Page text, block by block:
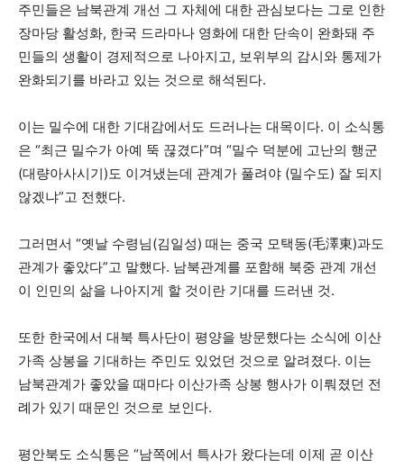
주민들은 남북관계 개선 그 자체에 대한 관심보다는 그로 인한
장마당 활성화, 한국 드라마나 영화에 대한 단속이 완화돼 주
민들의 생활이 경제적으로 나아지고, 보위부의 감시와 통제가
완화되기를 바라고 있는 것으로 해석된다.
이는 밀수에 대한 기대감에서도 드러나는 대목이다. 이 소식통
은 “최근 밀수가 아예 뚝 끊겼다”며 “밀수 덕분에 고난의 행군
(대량아사시기)도 이겨냈는데 관계가 풀려야 (밀수도) 잘 되지
않겠냐”고 전했다.
그러면서 “옛날 수령님(김일성) 때는 중국 모택동(毛澤東)과도
관계가 좋았다”고 말했다. 남북관계를 포함해 북중 관계 개선
이 인민의 삶을 나아지게 할 것이란 기대를 드러낸 것.
또한 한국에서 대북 특사단이 평양을 방문했다는 소식에 이산
가족 상봉을 기대하는 주민도 있었던 것으로 알려졌다. 이는
남북관계가 좋았을 때마다 이산가족 상봉 행사가 이뤄졌던 전
례가 있기 때문인 것으로 보인다.
평안북도 소식통은 “남쪽에서 특사가 왔다는데 이제 곧 이산